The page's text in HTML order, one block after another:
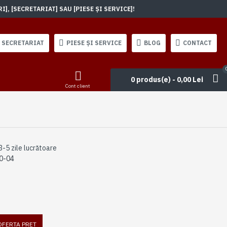
[SECRETARIAT] SAU [PIESE ȘI SERVICE]!
SECRETARIAT PIESE ȘI SERVICE BLOG CONTACT
Cont client
0 produs(e) - 0,00 Lei
5 zile lucrătoare
04
PRET